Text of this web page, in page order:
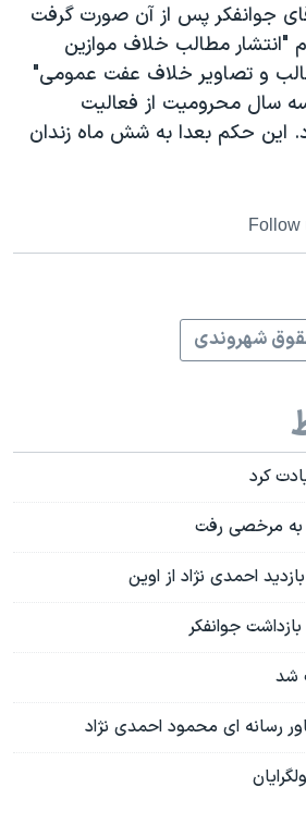
جوانفکر پس از آن صورت گرفت
"انتشار مطالب خلاف موازین
و تصاویر خلاف عفت عمومی"
محرومیت از فعالیت
این حکم بعدا به شش ماه زندان
Follow
شهروندی
کرد
به مرخصی رفت
احمدی نژاد از اوین
جوانفکر
شد
رسانه ای محمود احمدی نژاد